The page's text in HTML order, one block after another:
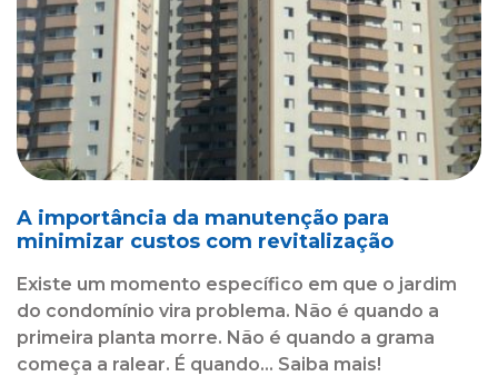
A importância da manutenção para
minimizar custos com revitalização
Existe um momento específico em que o jardim
do condomínio vira problema. Não é quando a
primeira planta morre. Não é quando a grama
começa a ralear. É quando... Saiba mais!